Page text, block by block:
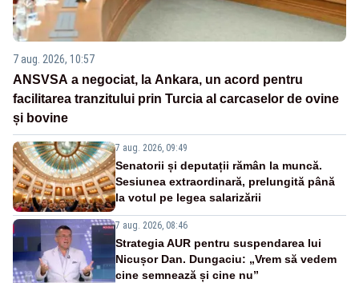
7 aug. 2026, 10:57
ANSVSA a negociat, la Ankara, un acord pentru
facilitarea tranzitului prin Turcia al carcaselor de ovine
și bovine
7 aug. 2026, 09:49
Senatorii și deputații rămân la muncă.
Sesiunea extraordinară, prelungită până
la votul pe legea salarizării
7 aug. 2026, 08:46
Strategia AUR pentru suspendarea lui
Nicușor Dan. Dungaciu: „Vrem să vedem
cine semnează și cine nu”